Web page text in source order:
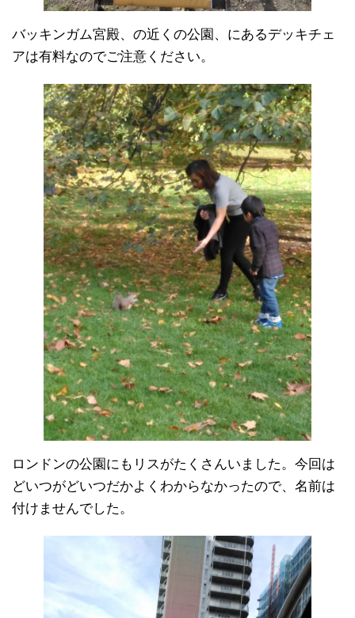
バッキンガム宮殿、の近くの公園、にあるデッキチェ
アは有料なのでご注意ください。
ロンドンの公園にもリスがたくさんいました。今回は
どいつがどいつだかよくわからなかったので、名前は
付けませんでした。